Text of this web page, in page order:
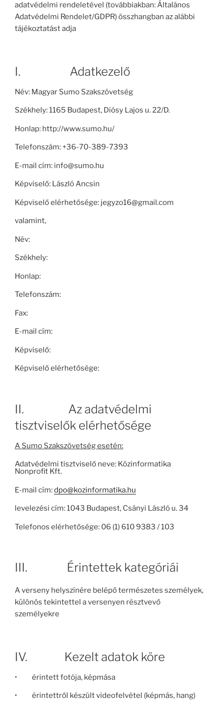
adatvédelmi rendeletével (továbbiakban: Általános
Adatvédelmi Rendelet/GDPR) összhangban az alábbi
tájékoztatást adja
I. Adatkezelő
Név: Magyar Sumo Szakszövetség
Székhely: 1165 Budapest, Diósy Lajos u. 22/D.
Honlap: http://www.sumo.hu/
Telefonszám: +36-70-389-7393
E-mail cím: info@sumo.hu
Képviselő: László Ancsin
Képviselő elérhetősége: jegyzo16@gmail.com
valamint,
Név:
Székhely:
Honlap:
Telefonszám:
Fax:
E-mail cím:
Képviselő:
Képviselő elérhetősége:
II. Az adatvédelmi
tisztviselők elérhetősége
A Sumo Szakszövetség esetén:
Adatvédelmi tisztviselő neve: Közinformatika
Nonprofit Kft.
E-mail cím:dpo@kozinformatika.hu
levelezési cím: 1043 Budapest, Csányi László u. 34
Telefonos elérhetősége: 06 (1) 610 9383 / 103
III. Érintettek kategóriái
A verseny helyszínére belépő természetes személyek,
különös tekintettel a versenyen résztvevő
személyekre
IV. Kezelt adatok köre
• érintett fotója, képmása
• érintettről készült videofelvétel (képmás, hang)